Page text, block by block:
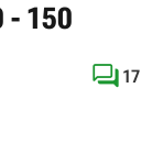
- 150
 17